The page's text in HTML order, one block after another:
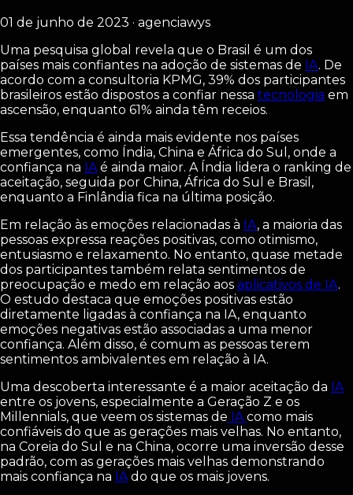
01 de junho de 2023 · agenciawys
Uma pesquisa global revela que o Brasil é um dos
países mais confiantes na adoção de sistemas de IA. De
acordo com a consultoria KPMG, 39% dos participantes
brasileiros estão dispostos a confiar nessa tecnologia em
ascensão, enquanto 61% ainda têm receios.
Essa tendência é ainda mais evidente nos países
emergentes, como Índia, China e África do Sul, onde a
confiança na IAé ainda maior. A Índia lidera o ranking de
aceitação, seguida por China, África do Sul e Brasil,
enquanto a Finlândia fica na última posição.
Em relação às emoções relacionadas à IA, a maioria das
pessoas expressa reações positivas, como otimismo,
entusiasmo e relaxamento. No entanto, quase metade
dos participantes também relata sentimentos de
preocupação e medo em relação aos aplicativos de IA.
O estudo destaca que emoções positivas estão
diretamente ligadas à confiança na IA, enquanto
emoções negativas estão associadas a uma menor
confiança. Além disso, é comum as pessoas terem
sentimentos ambivalentes em relação à IA.
Uma descoberta interessante é a maior aceitação da IA
entre os jovens, especialmente a Geração Z e os
Millennials, que veem os sistemas de IAcomo mais
confiáveis do que as gerações mais velhas. No entanto,
na Coreia do Sul e na China, ocorre uma inversão desse
padrão, com as gerações mais velhas demonstrando
mais confiança na IAdo que os mais jovens.